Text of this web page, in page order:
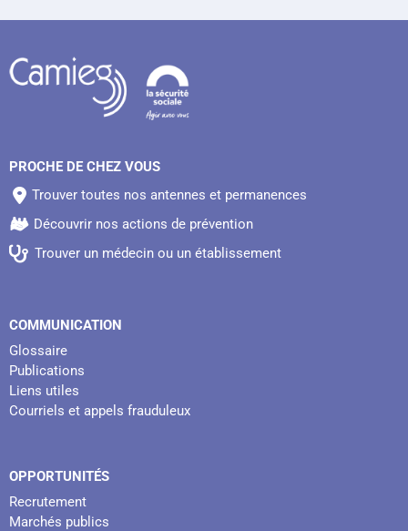
PROCHE DE CHEZ VOUS
Trouver toutes nos antennes et permanences
Découvrir nos actions de prévention
Trouver un médecin ou un établissement
COMMUNICATION
Glossaire
Publications
Liens utiles
Courriels et appels frauduleux
OPPORTUNITÉS
Recrutement
Marchés publics